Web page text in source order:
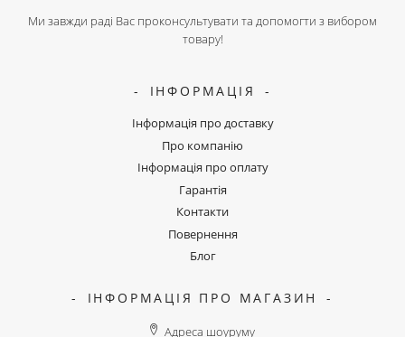
Ми завжди раді Вас проконсультувати та допомогти з вибором
товару!
ІНФОРМАЦІЯ
Інформація про доставку
Про компанію
Інформація про оплату
Гарантія
Контакти
Повернення
Блог
ІНФОРМАЦІЯ ПРО МАГАЗИН
Адреса шоуруму